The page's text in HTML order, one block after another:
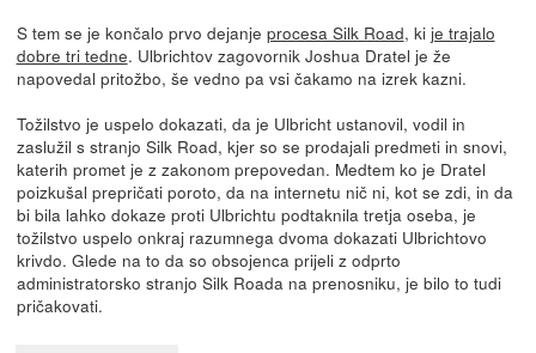
S tem se je končalo prvo dejanje procesa Silk Road, ki je trajalo
dobre tri tedne. Ulbrichtov zagovornik Joshua Dratel je že
napovedal pritožbo, še vedno pa vsi čakamo na izrek kazni.
Tožilstvo je uspelo dokazati, da je Ulbricht ustanovil, vodil in
zaslužil s stranjo Silk Road, kjer so se prodajali predmeti in snovi,
katerih promet je z zakonom prepovedan. Medtem ko je Dratel
poizkušal prepričati poroto, da na internetu nič ni, kot se zdi, in da
bi bila lahko dokaze proti Ulbrichtu podtaknila tretja oseba, je
tožilstvo uspelo onkraj razumnega dvoma dokazati Ulbrichtovo
krivdo. Glede na to da so obsojenca prijeli z odprto
administratorsko stranjo Silk Roada na prenosniku, je bilo to tudi
pričakovati.